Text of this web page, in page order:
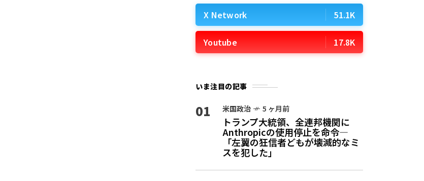
X Network 51.1K
Youtube 17.8K
いま注目の記事
01 米国政治 5 ヶ月前
トランプ大統領、全連邦機関に
Anthropicの使用停止を命令—
「左翼の狂信者どもが壊滅的なミ
スを犯した」